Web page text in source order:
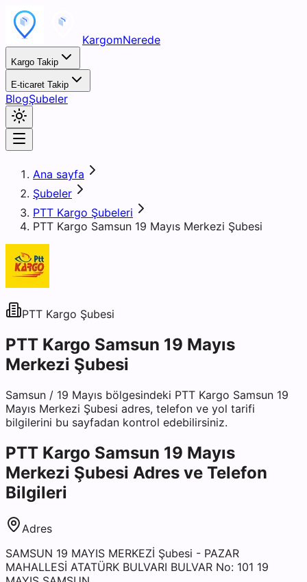
KargomNerede
Kargo Takip
E-ticaret Takip
BlogŞubeler
Ana sayfa
Şubeler
PTT Kargo Şubeleri
PTT Kargo Samsun 19 Mayıs Merkezi Şubesi
PTT Kargo Şubesi
PTT Kargo Samsun 19 Mayıs
Merkezi Şubesi
Samsun / 19 Mayıs bölgesindeki PTT Kargo Samsun 19
Mayıs Merkezi Şubesi adres, telefon ve yol tarifi
bilgilerini bu sayfadan kontrol edebilirsiniz.
PTT Kargo Samsun 19 Mayıs
Merkezi Şubesi Adres ve Telefon
Bilgileri
Adres
SAMSUN 19 MAYIS MERKEZİ Şubesi - PAZAR
MAHALLESİ ATATÜRK BULVARI BULVAR No: 101 19